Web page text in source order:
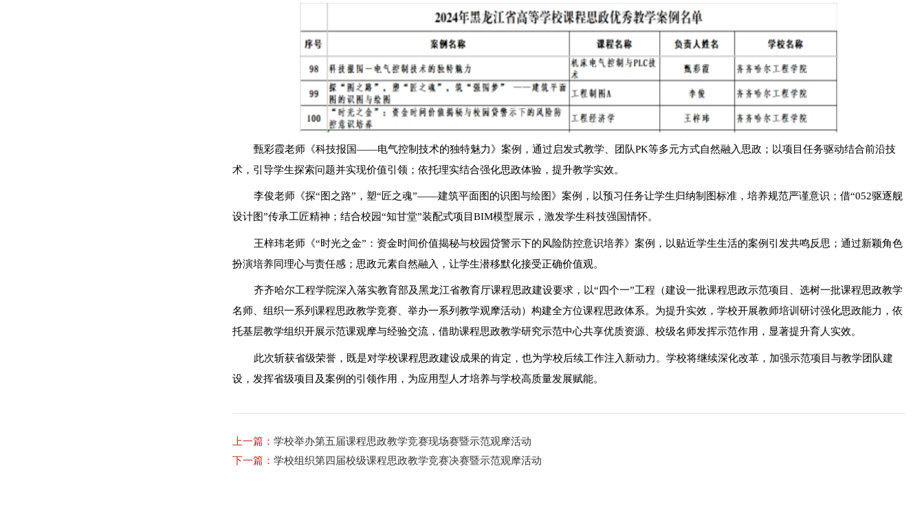
甄彩霞老师《科技报国——电气控制技术的独特魅力》案例，通过启发式教学、团队PK等多元方式自然融入思政；以项目任务驱动结合前沿技
术，引导学生探索问题并实现价值引领；依托理实结合强化思政体验，提升教学实效。
李俊老师《探“图之路”，塑“匠之魂”——建筑平面图的识图与绘图》案例，以预习任务让学生归纳制图标准，培养规范严谨意识；借“052驱逐舰
设计图”传承工匠精神；结合校园“知甘堂”装配式项目BIM模型展示，激发学生科技强国情怀。
王梓玮老师《“时光之金”：资金时间价值揭秘与校园贷警示下的风险防控意识培养》案例，以贴近学生生活的案例引发共鸣反思；通过新颖角色
扮演培养同理心与责任感；思政元素自然融入，让学生潜移默化接受正确价值观。
齐齐哈尔工程学院深入落实教育部及黑龙江省教育厅课程思政建设要求，以“四个一”工程（建设一批课程思政示范项目、选树一批课程思政教学
名师、组织一系列课程思政教学竞赛、举办一系列教学观摩活动）构建全方位课程思政体系。为提升实效，学校开展教师培训研讨强化思政能力，依
托基层教学组织开展示范课观摩与经验交流，借助课程思政教学研究示范中心共享优质资源、校级名师发挥示范作用，显著提升育人实效。
此次斩获省级荣誉，既是对学校课程思政建设成果的肯定，也为学校后续工作注入新动力。学校将继续深化改革，加强示范项目与教学团队建
设，发挥省级项目及案例的引领作用，为应用型人才培养与学校高质量发展赋能。
上一篇：学校举办第五届课程思政教学竞赛现场赛暨示范观摩活动
下一篇：学校组织第四届校级课程思政教学竞赛决赛暨示范观摩活动